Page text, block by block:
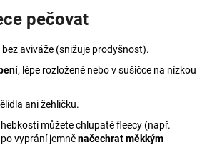
pečovat
bez aviváže (snižuje prodyšnost).
, lépe rozložené nebo v sušičce na nízkou
ani žehličku.
můžete chlupaté fleecy (např.
vyprání jemněnačechrat měkkým